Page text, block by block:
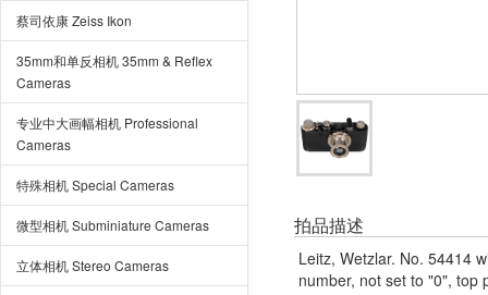
蔡司依康 Zeiss Ikon
35mm和单反相机 35mm & Reflex
Cameras
专业中大画幅相机 Professional
Cameras
特殊相机 Special Cameras
微型相机 Subminiature Cameras
立体相机 Stereo Cameras
拍品描述
Leitz, Wetzlar. No. 54414
number, not set to "0", top